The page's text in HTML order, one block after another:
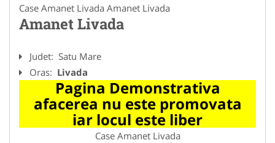
Case Amanet Livada Amanet Livada
Amanet Livada
Judet: Satu Mare
Oras: Livada
Pagina Demonstrativa
afacerea nu este promovata
iar locul este liber
Case Amanet Livada